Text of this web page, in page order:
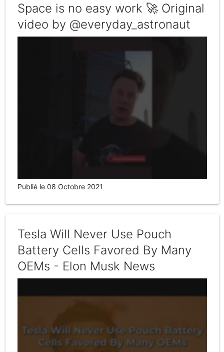
Space is no easy work 🚀 Original
video by @everyday_astronaut
Publié le 08 Octobre 2021
Tesla Will Never Use Pouch
Battery Cells Favored By Many
OEMs - Elon Musk News